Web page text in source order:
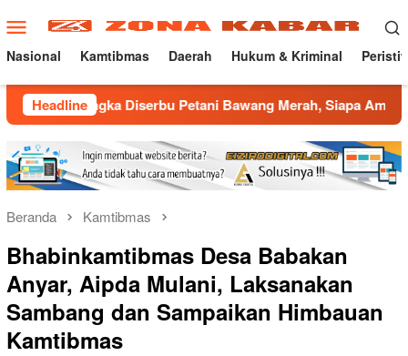
ke
konten
Menu
Mobile
Nasional Kamtibmas Daerah Hukum & Kriminal
Headline
Diserbu Petani Bawang Merah, Siapa Ambil Untung ???
Beranda Kamtibmas
Bhabinkamtibmas Desa Babakan
Anyar, Aipda Mulani, Laksanakan
Sambang dan Sampaikan Himbauan
Kamtibmas